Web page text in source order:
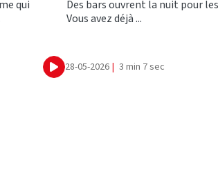
qui
Ecouter
Des bars ouvrent la nuit pour
Vous avez déjà ...
28-05-2026 | 3 min 7 sec